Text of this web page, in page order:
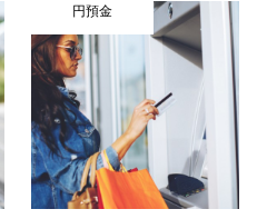
円預金